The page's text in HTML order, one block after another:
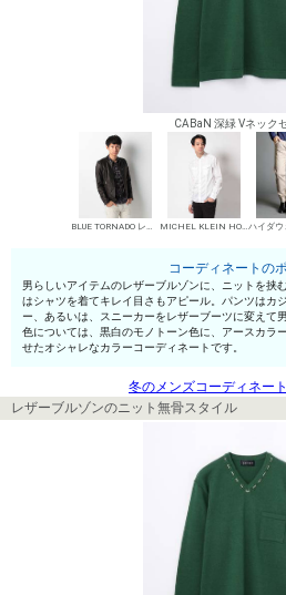
CABaN 深緑 Vネック
BLUE TORNADO レザーブルゾン MICHEL KLEIN HOMME シャツ
コーディネートの
男らしいアイテムのレザーブルゾンに、ニットを挟
はシャツを着てキレイ目さもアピール。パンツはカ
ー、あるいは、スニーカーをレザーブーツに変えて
色については、黒白のモノトーン色に、アースカラ
せたオシャレなカラーコーディネートです。
冬のメンズコーディネー
レザーブルゾンのニット無骨スタイル